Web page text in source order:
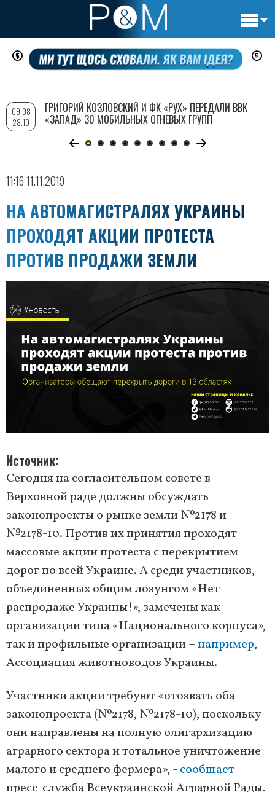
Перейти
содержанию
11:16 11.11.2019
НА АВТОМАГИСТРАЛЯХ УКРАИНЫ
ПРОХОДЯТ АКЦИИ ПРОТЕСТА
ПРОТИВ ПРОДАЖИ ЗЕМЛИ
Источник
Сегодня на согласительном совете в
Верховной раде должны обсуждать
законопроекты о рынке земли №2178 и
№2178-10. Против их принятия проходят
массовые акции протеста с перекрытием
дорог по всей Украине. А среди участников,
объединенных общим лозунгом «Нет
распродаже Украины!», замечены как
организации типа «Национального корпуса»,
так и профильные организации –например,
Ассоциация животноводов Украины.
Участники акции требуют «отозвать оба
законопроекта (№2178, №2178-10), поскольку
они направлены на полную олигархизацию
аграрного сектора и тотальное уничтожение
малого и среднего фермера», - сообщает
пресс-служба Всеукраинской Аграрной Рады.
09:08
28.10
ГРИГОРИЙ КОЗЛОВСКИЙ И ФК «РУХ» ПЕРЕДАЛИ ВВК
«ЗАПАД» 30 МОБИЛЬНЫХ ОГНЕВЫХ ГРУПП